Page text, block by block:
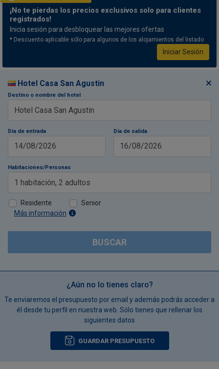
¡No te pierdas los precios exclusivos solo para clientes
registrados!
Inicia sesión para desbloquear las mejores ofertas
* Descuento aplicable sólo para algunos de los alojamientos del listado
Iniciar Sesión
Hotel Casa San Agustin
Destino o nombre del hotel
Día de entrada
14/08/2026
Día de salida
16/08/2026
Habitaciones/Personas
1 habitación, 2 adultos
Residente
Senior
Más información
BUSCAR
¿Aún no lo tienes claro?
Te enviaremos el presupuesto por email y además podrás acceder a
él desde tu perfil en nuestra web. Sólo tienes que rellenar los
siguientes datos
GUARDAR PRESUPUESTO